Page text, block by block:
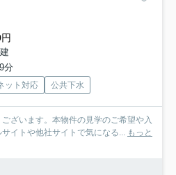
分
ット対応 公共下水
ざいます。本物件の見学のご希望や入
イトや他社サイトで気になる... もっと